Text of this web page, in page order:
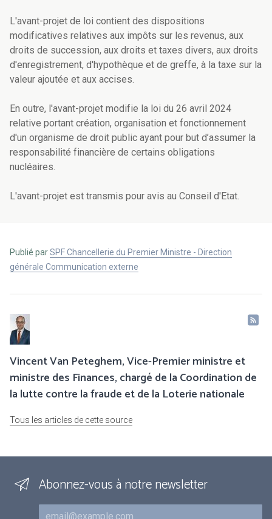
L'avant-projet de loi contient des dispositions
modificatives relatives aux impôts sur les revenus, aux
droits de succession, aux droits et taxes divers, aux droits
d'enregistrement, d'hypothèque et de greffe, à la taxe sur la
valeur ajoutée et aux accises.
En outre, l'avant-projet modifie la loi du 26 avril 2024
relative portant création, organisation et fonctionnement
d'un organisme de droit public ayant pour but d’assumer la
responsabilité financière de certains obligations
nucléaires.
L'avant-projet est transmis pour avis au Conseil d'Etat.
Publié parSPF Chancellerie du Premier Ministre - Direction
générale Communication externe
Vincent Van Peteghem, Vice-Premier ministre et
ministre des Finances, chargé de la Coordination de
la lutte contre la fraude et de la Loterie nationale
Tous les articles de cette source
Abonnez-vous à notre newsletter
Courriel